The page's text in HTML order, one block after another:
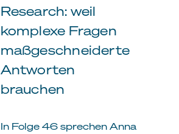
Research: weil
komplexe Fragen
maßgeschneiderte
Antworten
brauchen
In Folge 46 sprechen Anna